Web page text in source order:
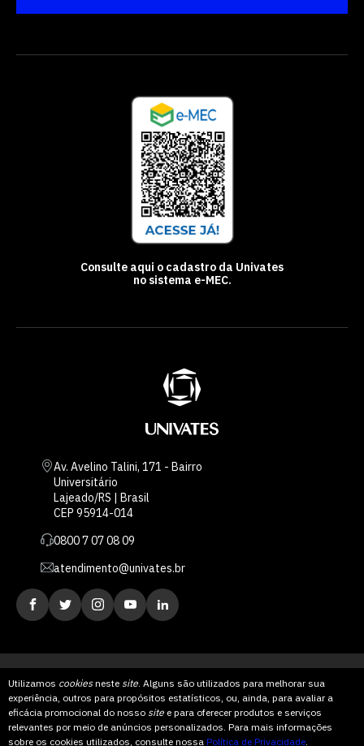
Utilizamos cookiesneste site. Alguns são utilizados para melhorar sua
experiência, outros para propósitos estatísticos, ou, ainda, para avaliar a
eficácia promocional do nosso site e para oferecer produtos e serviços
relevantes por meio de anúncios personalizados. Para mais informações
sobre os cookies utilizados, consulte nossa Política de Privacidade.
Consulte aqui o cadastro da Univates
no sistema e-MEC.
Av. Avelino Talini, 171 - Bairro
Universitário
Lajeado/RS | Brasil
CEP 95914-014
0800 7 07 08 09
atendimento@univates.br
AFILIADA:
Instituição de Ensino Superior Comunitária